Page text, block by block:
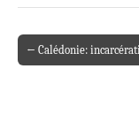
Post navigation
← Calédonie: